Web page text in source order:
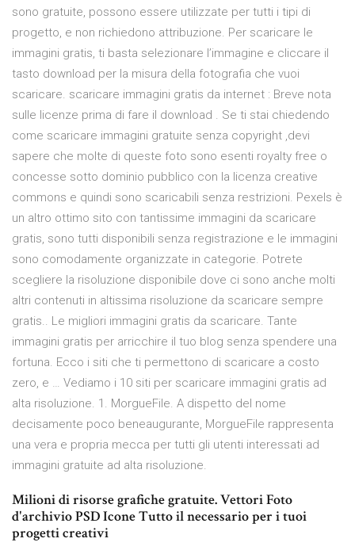
sono gratuite, possono essere utilizzate per tutti i tipi di
progetto, e non richiedono attribuzione. Per scaricare le
immagini gratis, ti basta selezionare l’immagine e cliccare il
tasto download per la misura della fotografia che vuoi
scaricare. scaricare immagini gratis da internet : Breve nota
sulle licenze prima di fare il download . Se ti stai chiedendo
come scaricare immagini gratuite senza copyright ,devi
sapere che molte di queste foto sono esenti royalty free o
concesse sotto dominio pubblico con la licenza creative
commons e quindi sono scaricabili senza restrizioni. Pexels è
un altro ottimo sito con tantissime immagini da scaricare
gratis, sono tutti disponibili senza registrazione e le immagini
sono comodamente organizzate in categorie. Potrete
scegliere la risoluzione disponibile dove ci sono anche molti
altri contenuti in altissima risoluzione da scaricare sempre
gratis.. Le migliori immagini gratis da scaricare. Tante
immagini gratis per arricchire il tuo blog senza spendere una
fortuna. Ecco i siti che ti permettono di scaricare a costo
zero, e … Vediamo i 10 siti per scaricare immagini gratis ad
alta risoluzione. 1. MorgueFile. A dispetto del nome
decisamente poco beneaugurante, MorgueFile rappresenta
una vera e propria mecca per tutti gli utenti interessati ad
immagini gratuite ad alta risoluzione.
Milioni di risorse grafiche gratuite. Vettori Foto
d'archivio PSD Icone Tutto il necessario per i tuoi
progetti creativi